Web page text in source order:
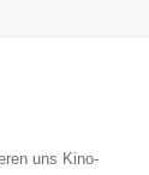
uns Kino-